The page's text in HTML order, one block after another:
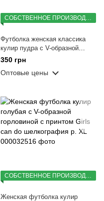
Футболка женская классика
кулир пудра с V-образной
горловиной с принтом Girls can
do шелкография р. XL
350 грн
Оптовые цены
Женская футболка кулир